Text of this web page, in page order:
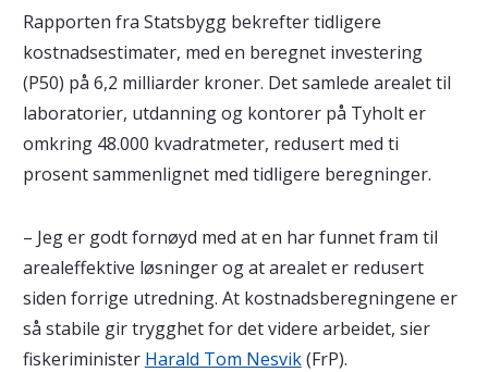
Rapporten fra Statsbygg bekrefter tidligere
kostnadsestimater, med en beregnet investering
(P50) på 6,2 milliarder kroner. Det samlede arealet til
laboratorier, utdanning og kontorer på Tyholt er
omkring 48.000 kvadratmeter, redusert med ti
prosent sammenlignet med tidligere beregninger.
– Jeg er godt fornøyd med at en har funnet fram til
arealeffektive løsninger og at arealet er redusert
siden forrige utredning. At kostnadsberegningene er
så stabile gir trygghet for det videre arbeidet, sier
fiskeriminister Harald Tom Nesvik(FrP).